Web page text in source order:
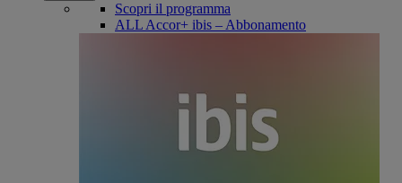
Scopri il programma
ALL Accor+ ibis – Abbonamento